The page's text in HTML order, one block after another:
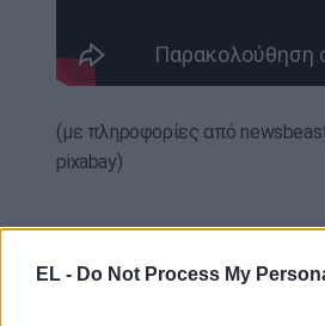
EL - Do Not Process My
(με πληροφορίες από
pixabay)